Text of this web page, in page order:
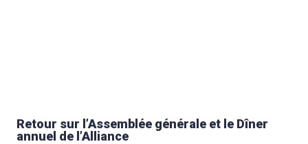
Retour sur l’Assemblée générale et le Dîner
annuel de l’Alliance